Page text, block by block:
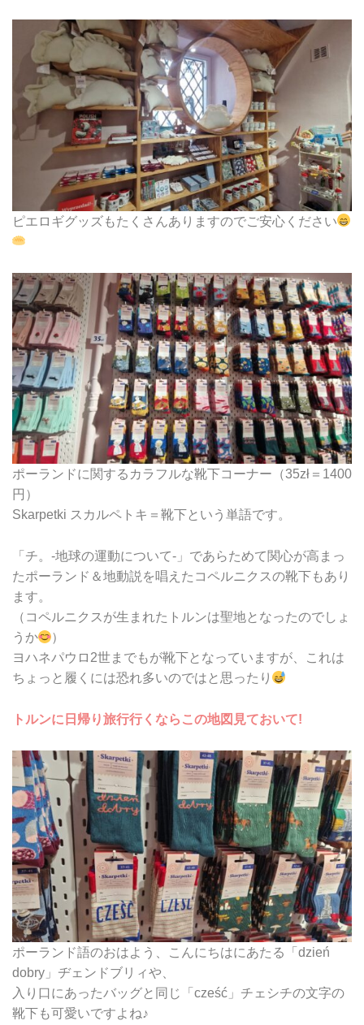
ピエロギグッズもたくさんありますのでご安心ください
ポーランドに関するカラフルな靴下コーナー（35zł＝1400
円）
Skarpetki スカルペトキ＝靴下という単語です。
「チ。-地球の運動について-」であらためて関心が高まっ
たポーランド＆地動説を唱えたコペルニクスの靴下もあり
ます。
（コペルニクスが生まれたトルンは聖地となったのでしょ
うか
）
ヨハネパウロ2世までもが靴下となっていますが、これは
ちょっと履くには恐れ多いのではと思ったり
トルンに日帰り旅行行くならこの地図見ておいて!
ポーランド語のおはよう、こんにちはにあたる「dzień
dobry」ヂェンドブリィや、
入り口にあったバッグと同じ「cześć」チェシチの文字の
靴下も可愛いですよね♪